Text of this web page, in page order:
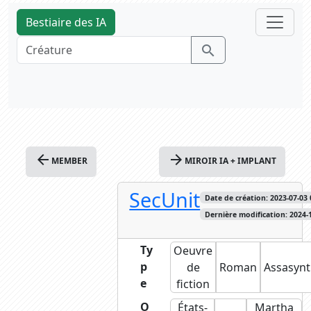
Bestiaire des IA
search
arrow_back MEMBER arrow_forward MIROIR IA + IMPLANT
SecUnit Date de création: 2023-07-03
Dernière modification: 2024-
Ty
p
e
Oeuvre
de
fiction
Roman
O
États-
Martha